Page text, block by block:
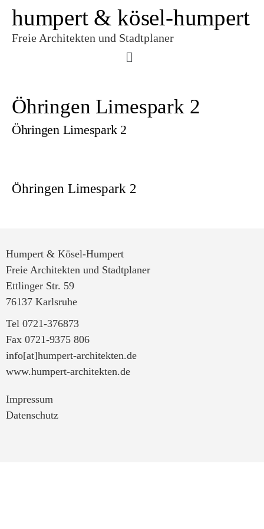
humpert & kösel-humpert
Freie Architekten und Stadtplaner
Öhringen Limespark 2
Öhringen Limespark 2
Öhringen Limespark 2
Humpert & Kösel-Humpert
Freie Architekten und Stadtplaner
Ettlinger Str. 59
76137 Karlsruhe
Tel 0721-376873
Fax 0721-9375 806
info[at]humpert-architekten.de
www.humpert-architekten.de
Impressum
Datenschutz